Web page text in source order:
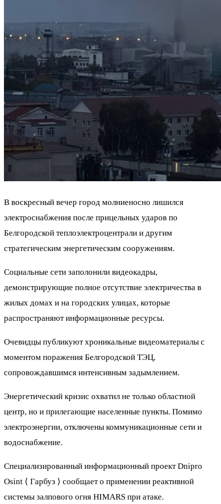
В воскресный вечер город молниеносно лишился
электроснабжения после прицельных ударов по
Белгородской теплоэлектроцентрали и другим
стратегическим энергетическим сооружениям.
Социальные сети заполонили видеокадры,
демонстрирующие полное отсутствие электричества в
жилых домах и на городских улицах, которые
распространяют информационные ресурсы.
Очевидцы публикуют хроникальные видеоматериалы с
моментом поражения Белгородской ТЭЦ,
сопровождавшимся интенсивным задымлением.
Энергетический кризис охватил не только областной
центр, но и прилегающие населенные пункты. Помимо
электроэнергии, отключены коммуникационные сети и
водоснабжение.
Специализированный информационный проект Dnipro
Osint ⟨ Гарбуз ⟩ сообщает о применении реактивной
системы залпового огня HIMARS при атаке.